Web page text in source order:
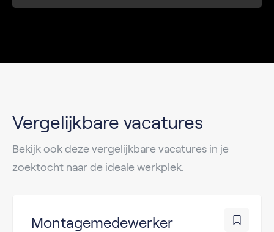
Vergelijkbare vacatures
Bekijk ook deze vergelijkbare vacatures in je
zoektocht naar de ideale werkplek.
Montagemedewerker